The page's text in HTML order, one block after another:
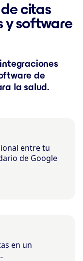
citas
y software
de
la salud.
entre tu
de Google
en un